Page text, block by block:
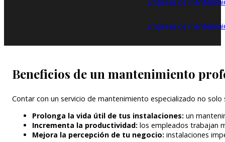
Empresa de
Beneficios de un mantenimiento
Contar con un servicio de mantenimiento especializado no
Prolonga la vida útil de tus instalaciones: un
Incrementa la productividad: los empleados trabajan
Mejora la percepción de tu negocio: instalaciones